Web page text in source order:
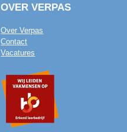
OVER VERPAS
Over Verpas
Contact
Vacatures